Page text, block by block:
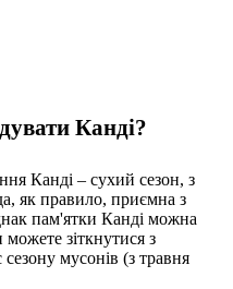
Канді?
Канді – сухий сезон, з
як правило, приємна з
пам'ятки Канді можна
можете зіткнутися з
мусонів (з травня